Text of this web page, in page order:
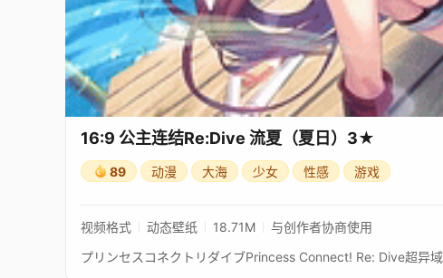
16:9 公主连结Re:Dive 流夏（夏日）3★
89 动漫 大海 少女 性感 游戏
视频格式 动态壁纸 18.71M 与创作者协商使用